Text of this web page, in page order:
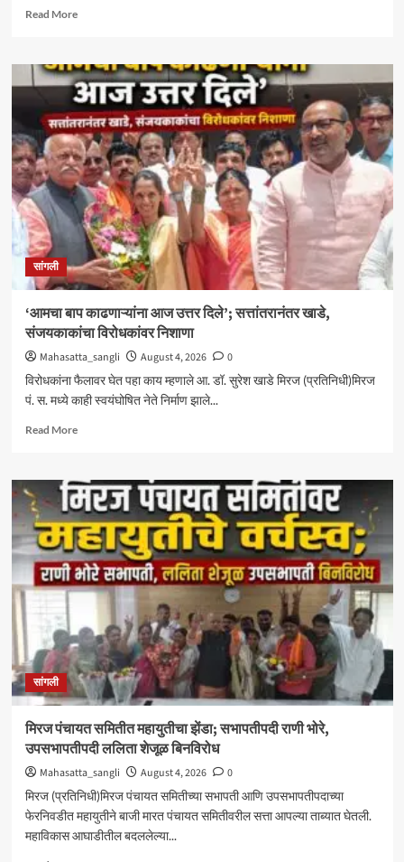
Read MoreRead
मिरजेतील
आयडियल
स्मार्ट
स्कूलमध्ये
दहावीच्या
विद्यार्थी
मंत्रिमंडळाचा
पदग्रहण
सोहळा
सांगली
‘आमचा बाप काढणाऱ्यांना आज उत्तर दिले’; सत्तांतरानंतर खाडे,
संजयकाकांचा विरोधकांवर निशाणा
Mahasatta_sangli August 4, 2026
0
विरोधकांना फैलावर घेत पहा काय म्हणाले आ. डॉ. सुरेश खाडे मिरज (प्रतिनिधी)मिरज
पं. स. मध्ये काही स्वयंघोषित नेते निर्माण झाले...
Read MoreRead
‘आमचा
बाप
काढणाऱ्यांना
आज
उत्तर
दिले’;
सत्तांतरानंतर
संजयकाकांचा
विरोधकांवर
निशाणा
सांगली
मिरज पंचायत समितीत महायुतीचा झेंडा; सभापतीपदी राणी भोरे,
उपसभापतीपदी ललिता शेजूळ बिनविरोध
Mahasatta_sangli August 4, 2026
0
मिरज (प्रतिनिधी)मिरज पंचायत समितीच्या सभापती आणि उपसभापतीपदाच्या
फेरनिवडीत महायुतीने बाजी मारत पंचायत समितीवरील सत्ता आपल्या ताब्यात घेतली.
महाविकास आघाडीतील बदललेल्या...